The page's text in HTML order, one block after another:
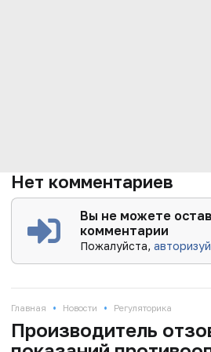
Нет комментариев
Вы не можете
комментарии
Пожалуйста,
Главная • Новости • Регуляторика
Производитель